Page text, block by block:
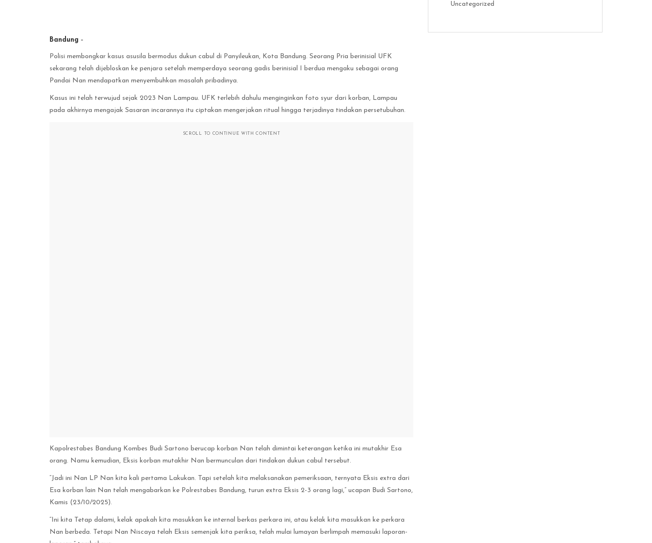
Bandung –
Polisi membongkar kasus asusila bermodus dukun cabul di Panyileukan, Kota Bandung. Seorang Pria berinisial UFK
sekarang telah dijebloskan ke penjara setelah memperdaya seorang gadis berinisial I berdua mengaku sebagai orang
Pandai Nan mendapatkan menyembuhkan masalah pribadinya.
Kasus ini telah terwujud sejak 2023 Nan Lampau. UFK terlebih dahulu menginginkan foto syur dari korban, Lampau
pada akhirnya mengajak Sasaran incarannya itu ciptakan mengerjakan ritual hingga terjadinya tindakan persetubuhan.
SCROLL TO CONTINUE WITH CONTENT
Kapolrestabes Bandung Kombes Budi Sartono berucap korban Nan telah dimintai keterangan ketika ini mutakhir Esa
orang. Namu kemudian, Eksis korban mutakhir Nan bermunculan dari tindakan dukun cabul tersebut.
“Jadi ini Nan LP Nan kita kali pertama Lakukan. Tapi setelah kita melaksanakan pemeriksaan, ternyata Eksis extra dari
Esa korban lain Nan telah mengabarkan ke Polrestabes Bandung, turun extra Eksis 2-3 orang lagi,” ucapan Budi Sartono,
Kamis (23/10/2025).
“Ini kita Tetap dalami, kelak apakah kita masukkan ke internal berkas perkara ini, atau kelak kita masukkan ke perkara
Nan berbeda. Tetapi Nan Niscaya telah Eksis semenjak kita periksa, telah mulai lumayan berlimpah memasuki laporan-
Uncategorized